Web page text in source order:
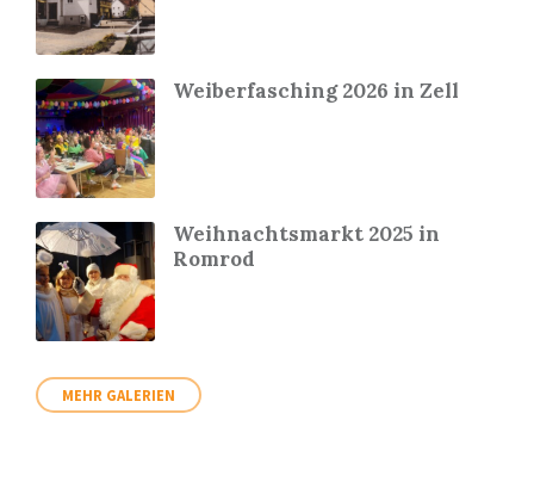
Weiberfasching 2026 in Zell
Weihnachtsmarkt 2025 in
Romrod
MEHR GALERIEN